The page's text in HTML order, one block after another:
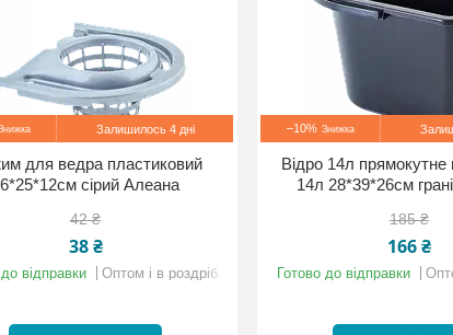
Залишилось 4 дні
для ведра пластиковий
сірий Алеана
42 ₴
38 ₴
відправки Оптом і в роздріб
–10%
Відро 14л прямокутне
14л 28*39*26см
185 ₴
166 ₴
Готово до відправки